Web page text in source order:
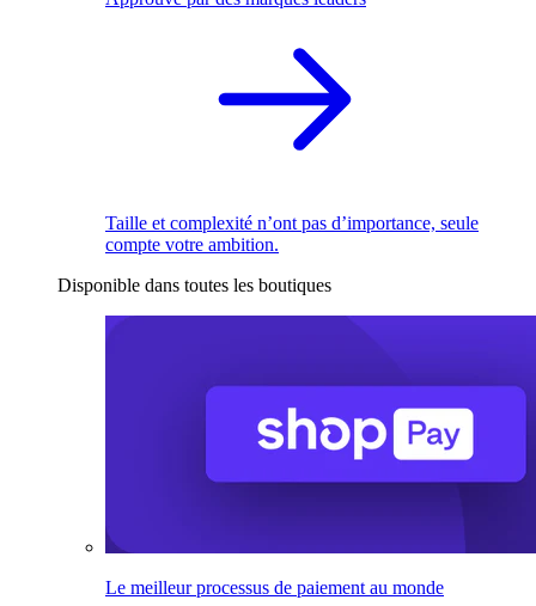
Taille et complexité n’ont pas d’importance, seule
compte votre ambition.
Disponible dans toutes les boutiques
Le meilleur processus de paiement au monde